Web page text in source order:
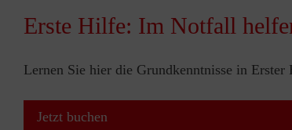
Erste Hilfe: Im Notfall
Lernen Sie hier die Grundkenntnisse in
Jetzt buchen